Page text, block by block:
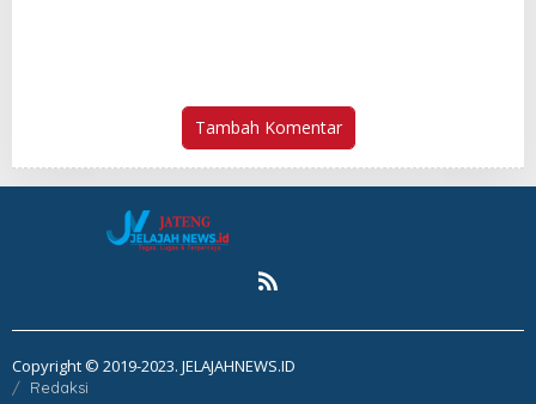
Tambah Komentar
Copyright © 2019-2023. JELAJAHNEWS.ID
Redaksi